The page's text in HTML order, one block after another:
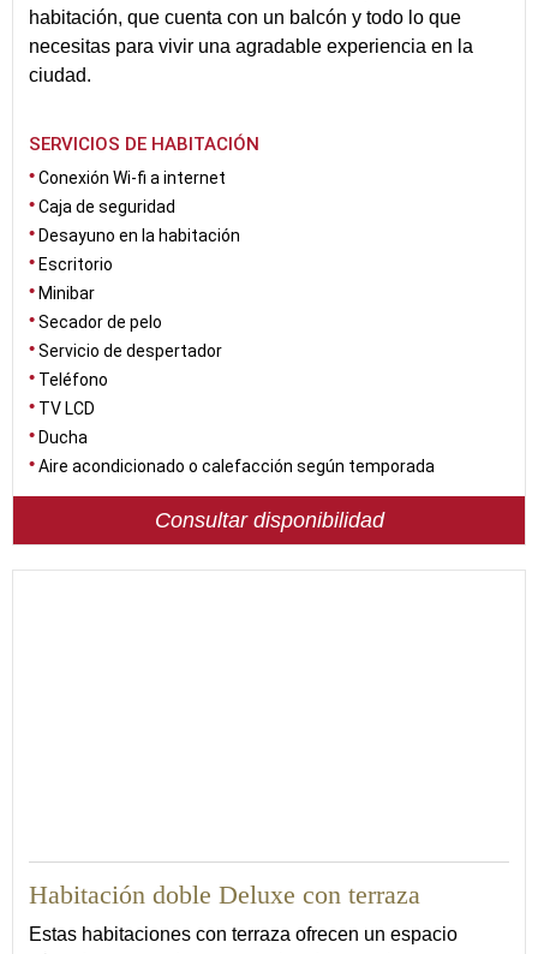
habitación, que cuenta con un balcón y todo lo que
necesitas para vivir una agradable experiencia en la
ciudad.
SERVICIOS DE HABITACIÓN
Conexión Wi-fi a internet
Caja de seguridad
Desayuno en la habitación
Escritorio
Minibar
Secador de pelo
Servicio de despertador
Teléfono
TV LCD
Ducha
Aire acondicionado o calefacción según temporada
Consultar disponibilidad
Habitación doble Deluxe con terraza
Estas habitaciones con terraza ofrecen un espacio